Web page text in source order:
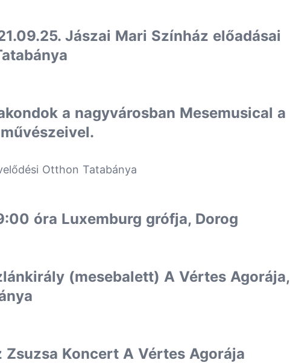
Jászai Mari Színház előadásai
a nagyvárosban Mesemusical a
Otthon Tatabánya
óra Luxemburg grófja, Dorog
(mesebalett) A Vértes Agorája,
Zsuzsa Koncert A Vértes Agorája